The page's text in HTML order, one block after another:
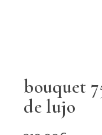
bouquet
de lujo